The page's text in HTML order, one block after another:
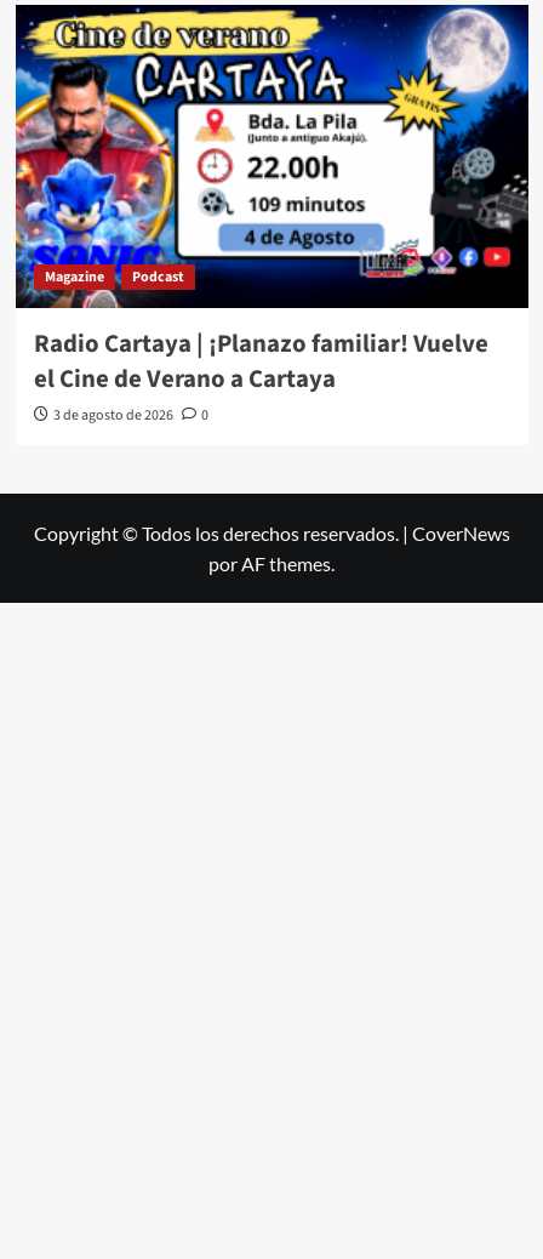
Magazine Podcast
Radio Cartaya | ¡Planazo familiar! Vuelve
el Cine de Verano a Cartaya
3 de agosto de 2026 0
Copyright © Todos los derechos reservados. | CoverNews
por AF themes.